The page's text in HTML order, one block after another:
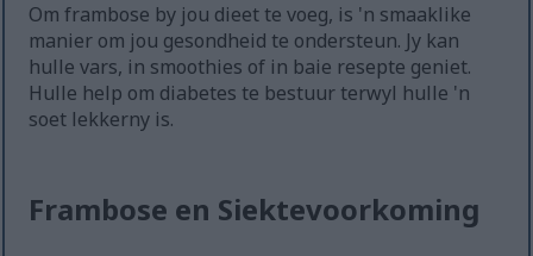
Om frambose by jou dieet te voeg, is 'n smaaklike
manier om jou gesondheid te ondersteun. Jy kan
hulle vars, in smoothies of in baie resepte geniet.
Hulle help om diabetes te bestuur terwyl hulle 'n
soet lekkerny is.
Frambose en Siektevoorkoming